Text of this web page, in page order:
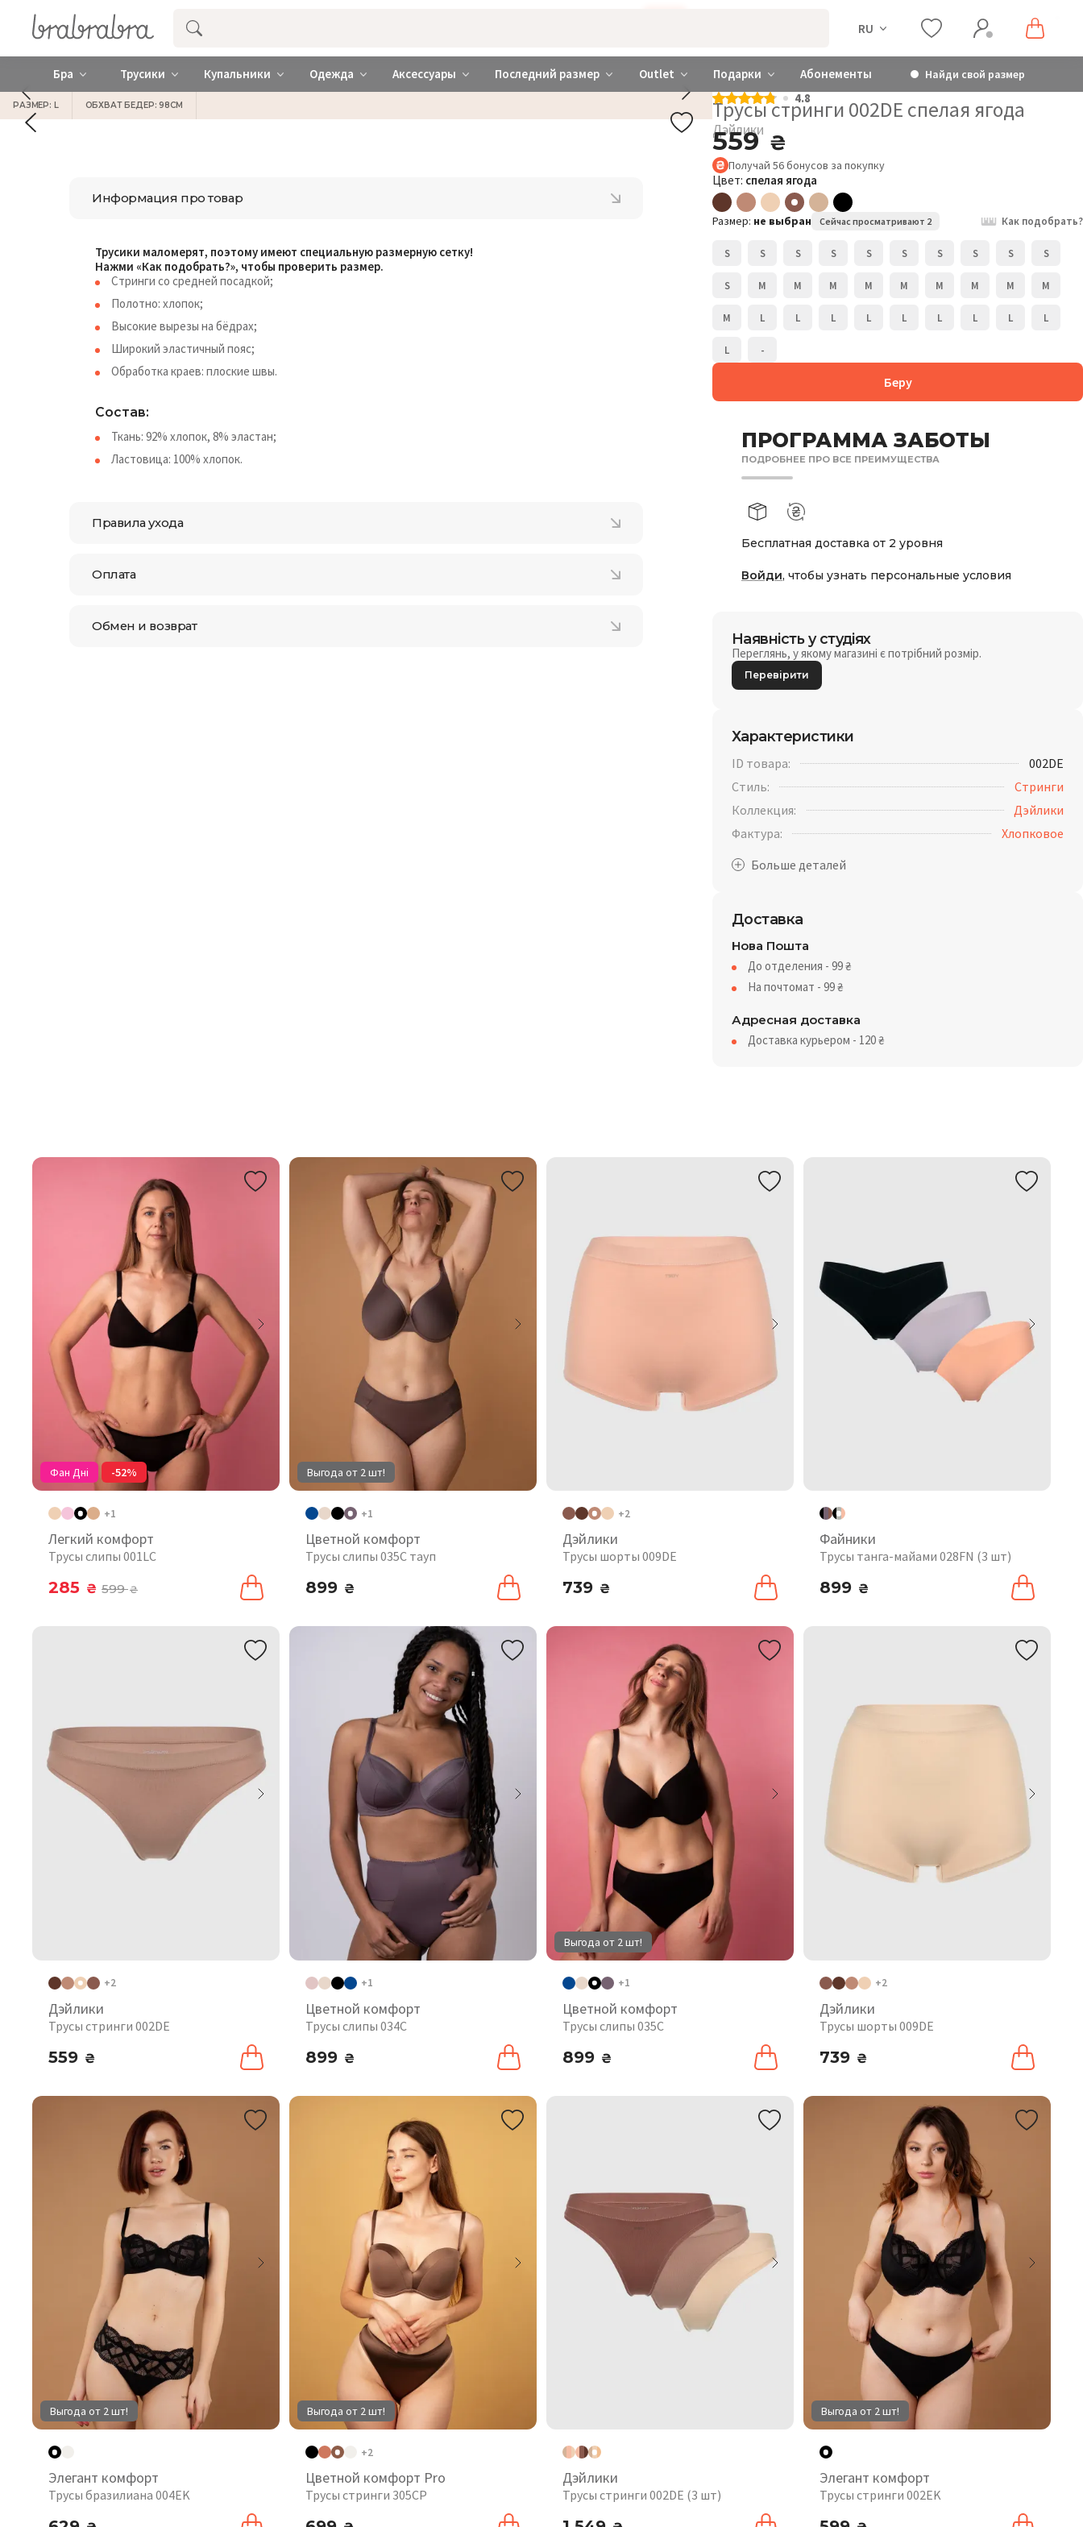
Купить нижнее женское белье ❤️ brabrabra ❤️ Киев и Украина RU
Бра Трусики Купальники Одежда Аксессуары Последний размер Outlet Подарки Абонементы Найди свой размер
РАЗМЕР: L ОБХВАТ БЕДЕР: 98СМ 4.8
Трусы стринги 002DE спелая ягода
Дэйлики
559 ₴
Получай 56бонусов за покупку
Цвет: спелая ягода
Размер: не выбран Сейчас просматривают 2 Как подобрать?
S S S S S S S S S S
S M M M M M M M M M
M L L L L L L L L L
L -
Беру
ПРОГРАММА ЗАБОТЫ
ПОДРОБНЕЕ ПРО ВСЕ ПРЕИМУЩЕСТВА
Бесплатная доставка от 2 уровня
Войди, чтобы узнать персональные условия
Наявність у студіях
Переглянь, у якому магазині є потрібний розмір.
Перевірити
Характеристики
ID товара:
002DE
Стиль:
Стринги
Коллекция:
Дэйлики
Фактура:
Хлопковое
Доставка
Нова Пошта
До отделения - 99₴
На почтомат - 99₴
Адресная доставка
Доставка курьером - 120₴
Информация про товар
Трусики маломерят, поэтому имеют специальную размерную сетку!
Нажми «Как подобрать?», чтобы проверить размер.
Стринги со средней посадкой;
Полотно: хлопок;
Высокие вырезы на бёдрах;
Широкий эластичный пояс;
Обработка краев: плоские швы.
Состав:
Ткань: 92% хлопок, 8% эластан;
Ластовица: 100% хлопок.
Правила ухода
Оплата
Обмен и возврат
Фан Дні -52%
+1
Легкий комфорт
Трусы слипы 001LC
285 ₴ 599₴
Выгода от 2 шт!
+1
Цветной комфорт
Трусы слипы 035C тауп
899 ₴
+2
Дэйлики
Трусы шорты 009DE
739 ₴
Файники
Трусы танга-майами 028FN (3 шт)
899 ₴
+2
Дэйлики
Трусы стринги 002DE
559 ₴
+1
Цветной комфорт
Трусы слипы 034C
899 ₴
Выгода от 2 шт!
+1
Цветной комфорт
Трусы слипы 035C
899 ₴
+2
Дэйлики
Трусы шорты 009DE
739 ₴
Выгода от 2 шт!
Элегант комфорт
Трусы бразилиана 004EK
Выгода от 2 шт!
+2
Цветной комфорт Pro
Трусы стринги 305CP
Дэйлики
Трусы стринги 002DE (3 шт)
Выгода от 2 шт!
Элегант комфорт
Трусы стринги 002EK